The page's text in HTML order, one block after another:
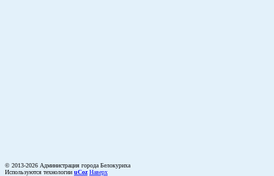
© 2013-2026 Администрация города Белокуриха
Используются технологии uCoz Наверх